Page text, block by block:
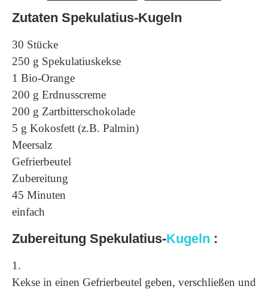
Zutaten Spekulatius-Kugeln
30 Stücke
250 g Spekulatiuskekse
1 Bio-Orange
200 g Erdnusscreme
200 g Zartbitterschokolade
5 g Kokosfett (z.B. Palmin)
Meersalz
Gefrierbeutel
Zubereitung
45 Minuten
einfach
Zubereitung Spekulatius-Kugeln :
1.
Kekse in einen Gefrierbeutel geben, verschließen und